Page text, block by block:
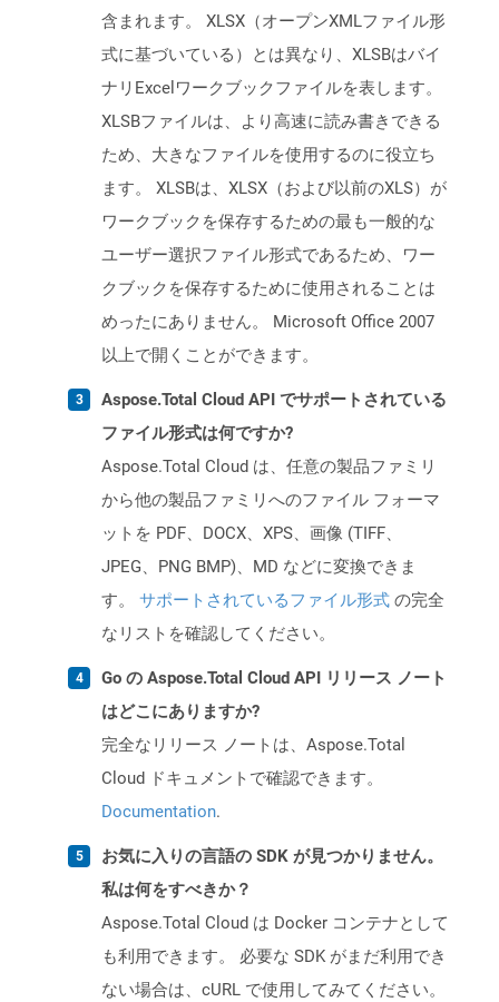
含まれます。 XLSX（オープンXMLファイル形
式に基づいている）とは異なり、XLSBはバイ
ナリExcelワークブックファイルを表します。
XLSBファイルは、より高速に読み書きできる
ため、大きなファイルを使用するのに役立ち
ます。 XLSBは、XLSX（および以前のXLS）が
ワークブックを保存するための最も一般的な
ユーザー選択ファイル形式であるため、ワー
クブックを保存するために使用されることは
めったにありません。 Microsoft Office 2007
以上で開くことができます。
Aspose.Total Cloud API でサポートされている
ファイル形式は何ですか?
Aspose.Total Cloud は、任意の製品ファミリ
から他の製品ファミリへのファイル フォーマ
ットを PDF、DOCX、XPS、画像 (TIFF、
JPEG、PNG BMP)、MD などに変換できま
す。 サポートされているファイル形式 の完全
なリストを確認してください。
Go の Aspose.Total Cloud API リリース ノート
はどこにありますか?
完全なリリース ノートは、Aspose.Total
Cloud ドキュメントで確認できます。
Documentation.
お気に入りの言語の SDK が見つかりません。
私は何をすべきか？
Aspose.Total Cloud は Docker コンテナとして
も利用できます。 必要な SDK がまだ利用でき
ない場合は、cURL で使用してみてください。